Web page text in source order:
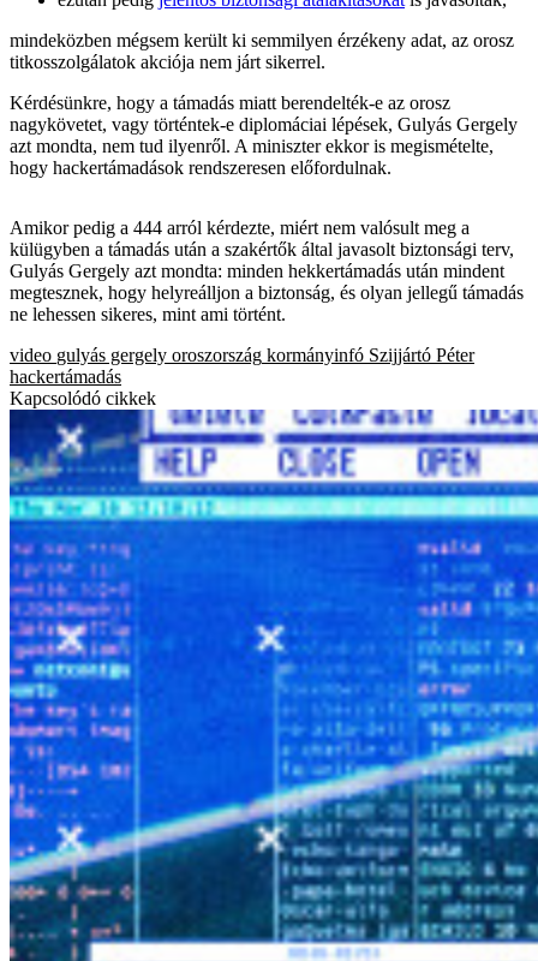
mindeközben mégsem került ki semmilyen érzékeny adat, az orosz
titkosszolgálatok akciója nem járt sikerrel.
Kérdésünkre, hogy a támadás miatt berendelték-e az orosz
nagykövetet, vagy történtek-e diplomáciai lépések, Gulyás Gergely
azt mondta, nem tud ilyenről. A miniszter ekkor is megismételte,
hogy hackertámadások rendszeresen előfordulnak.
Amikor pedig a 444 arról kérdezte, miért nem valósult meg a
külügyben a támadás után a szakértők által javasolt biztonsági terv,
Gulyás Gergely azt mondta: minden hekkertámadás után mindent
megtesznek, hogy helyreálljon a biztonság, és olyan jellegű támadás
ne lehessen sikeres, mint ami történt.
video gulyás gergely oroszország kormányinfó Szijjártó Péter
hackertámadás
Kapcsolódó cikkek